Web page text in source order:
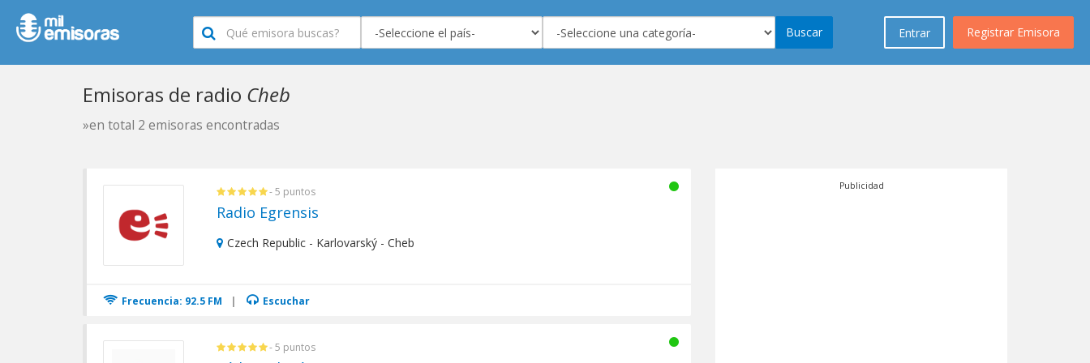
Registrar Emisora
Entrar
Buscar
Emisoras de radio Cheb
»en total 2 emisoras encontradas
- 5 puntos
Radio Egrensis
Czech Republic - Karlovarský - Cheb
Frecuencia: 92.5 FM | Escuchar
- 5 puntos
Publicidad